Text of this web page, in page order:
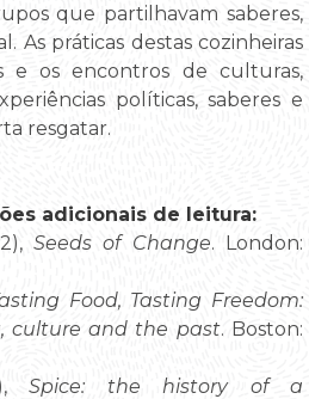
que partilhavam saberes,
As práticas destas cozinheiras
e os encontros de culturas,
políticas, saberes e
resgatar.
adicionais de leitura:
Seeds of Change. London:
Food, Tasting Freedom:
culture and the past. Boston:
Spice: the history of a